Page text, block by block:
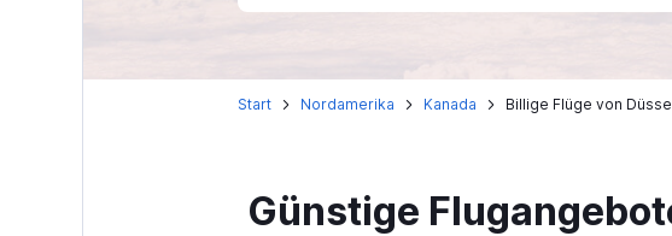
Start Nordamerika Kanada Billige Flüge von
Günstige